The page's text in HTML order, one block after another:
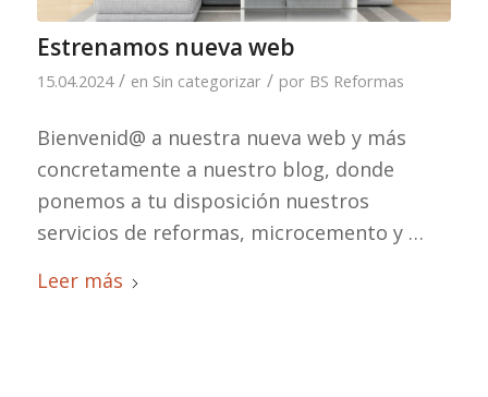
Estrenamos nueva web
15.04.2024 / en Sin categorizar / por BS Reformas
Bienvenid@ a nuestra nueva web y más
concretamente a nuestro blog, donde
ponemos a tu disposición nuestros
servicios de reformas, microcemento y …
Leer más